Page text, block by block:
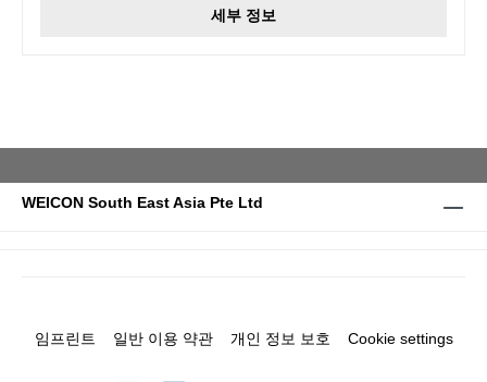
세부 정보
WEICON South East Asia Pte Ltd
임프린트 일반 이용 약관 개인 정보 보호 Cookie settings